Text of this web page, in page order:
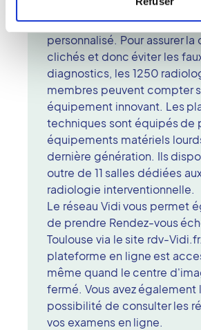
excellente prise en charge.
sont à l'écoute et
personnalisé. Pour assurer
clichés et donc éviter les
diagnostics, les 1250
membres peuvent compter
équipement innovant. Les
techniques sont équipés de
équipements matériels
dernière génération. Ils
outre de 11 salles dédiées
radiologie interventionnelle.
Le réseau Vidi vous permet
de prendre Rendez-vous
Toulouse via le site rdv-
plateforme en ligne est
même quand le centre
fermé. Vous avez également
possibilité de consulter les
vos examens en ligne.